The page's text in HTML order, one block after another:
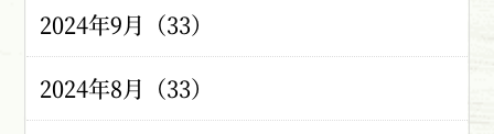
2024年9月（33）
2024年8月（33）